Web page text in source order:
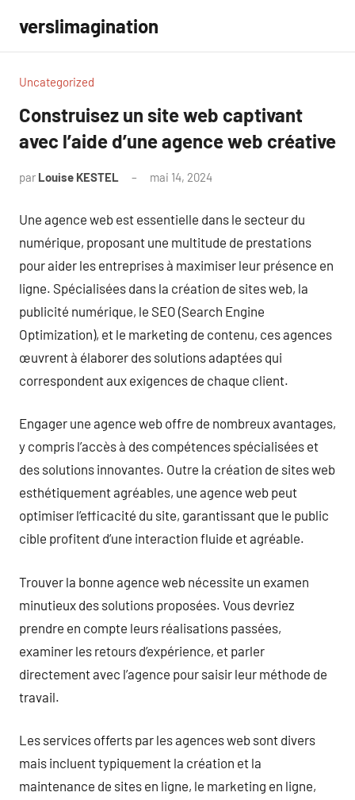
contenu
verslimagination
Uncategorized
Construisez un site web captivant
avec l’aide d’une agence web créative
par Louise KESTEL mai 14, 2024
Une agence web est essentielle dans le secteur du
numérique, proposant une multitude de prestations
pour aider les entreprises à maximiser leur présence en
ligne. Spécialisées dans la création de sites web, la
publicité numérique, le SEO (Search Engine
Optimization), et le marketing de contenu, ces agences
œuvrent à élaborer des solutions adaptées qui
correspondent aux exigences de chaque client.
Engager une agence web offre de nombreux avantages,
y compris l’accès à des compétences spécialisées et
des solutions innovantes. Outre la création de sites web
esthétiquement agréables, une agence web peut
optimiser l’efficacité du site, garantissant que le public
cible profitent d’une interaction fluide et agréable.
Trouver la bonne agence web nécessite un examen
minutieux des solutions proposées. Vous devriez
prendre en compte leurs réalisations passées,
examiner les retours d’expérience, et parler
directement avec l’agence pour saisir leur méthode de
travail.
Les services offerts par les agences web sont divers
mais incluent typiquement la création et la
maintenance de sites en ligne, le marketing en ligne,